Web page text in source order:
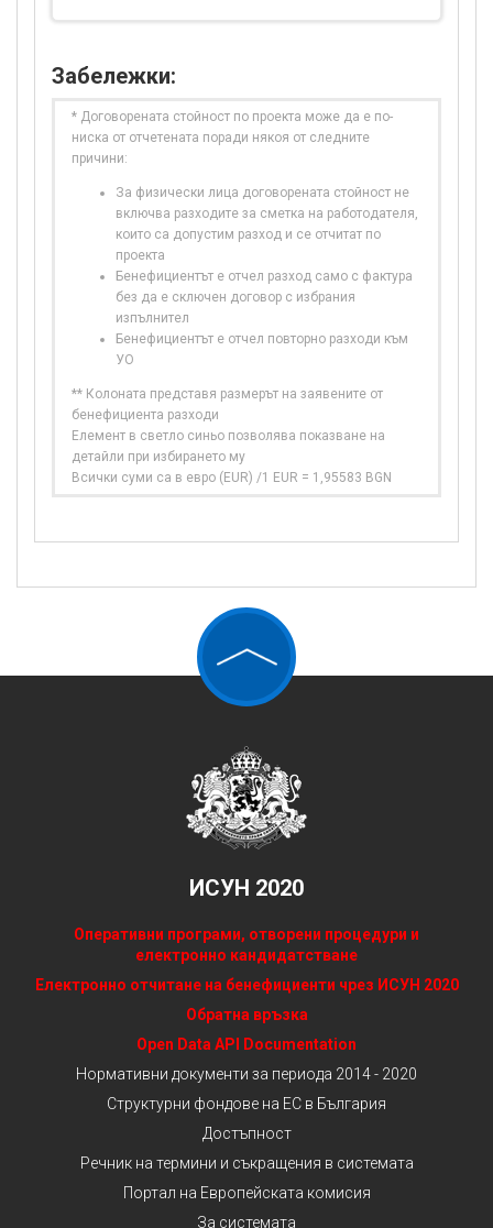
Забележки:
* Договорената стойност по проекта може да е по-
ниска от отчетената поради някоя от следните
причини:
За физически лица договорената стойност не
включва разходите за сметка на работодателя,
които са допустим разход и се отчитат по
проекта
Бенефициентът е отчел разход само с фактура
без да е сключен договор с избрания
изпълнител
Бенефициентът е отчел повторно разходи към
УО
** Колоната представя размерът на заявените от
бенефициента разходи
Елемент в светло синьо позволява показване на
детайли при избирането му
Всички суми са в евро (EUR) /1 EUR = 1,95583 BGN
ИСУН 2020
Оперативни програми, отворени процедури и
електронно кандидатстване
Електронно отчитане на бенефициенти чрез ИСУН 2020
Обратна връзка
Open Data API Documentation
Нормативни документи за периода 2014 - 2020
Структурни фондове на ЕС в България
Достъпност
Речник на термини и съкращения в системата
Портал на Европейската комисия
За системата